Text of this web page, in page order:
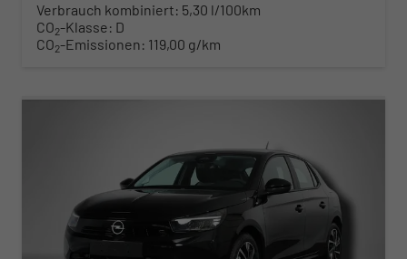
Verbrauch kombiniert: 5,30 l/100km
CO2-Klasse: D
CO2-Emissionen: 119,00 g/km